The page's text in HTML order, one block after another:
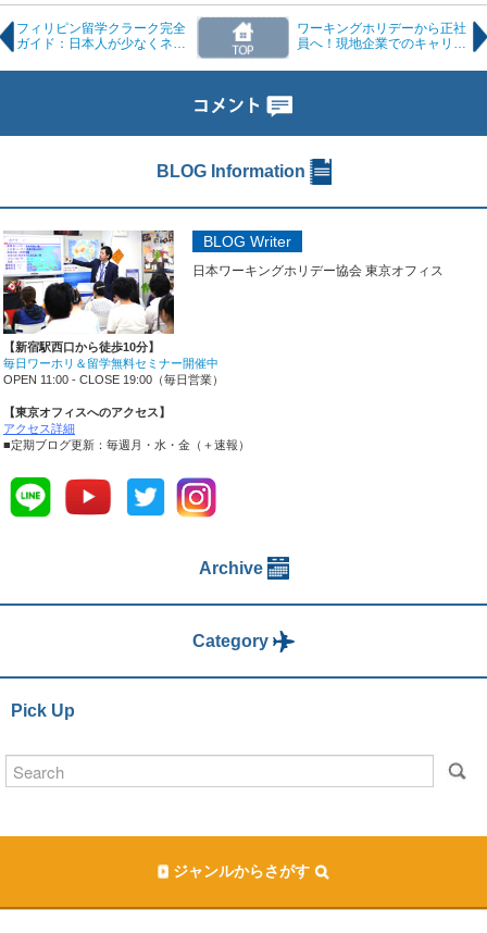
フィリピン留学クラーク完全
ガイド：日本人が少なくネイ
境”とは？
ワーキングホリデーから正社
員へ！現地企業でのキャリア
BLOG Information
BLOG Writer
日本ワーキングホリデー協会 東京オフィス
【新宿駅西口から徒歩10分】
毎日ワーホリ＆留学無料セミナー開催中
OPEN 11:00 - CLOSE 19:00（毎日営業）
【東京オフィスへのアクセス】
アクセス詳細
■定期ブログ更新：毎週月・水・金（＋速報）
Archive
Category
Pick Up
ジャンルからさがす